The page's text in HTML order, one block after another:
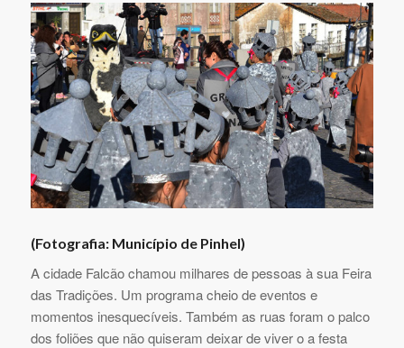
(Fotografia: Município de Pinhel)
A cidade Falcão chamou milhares de pessoas à sua Feira
das Tradições. Um programa cheio de eventos e
momentos inesquecíveis. Também as ruas foram o palco
dos foliões que não quiseram deixar de viver o a festa